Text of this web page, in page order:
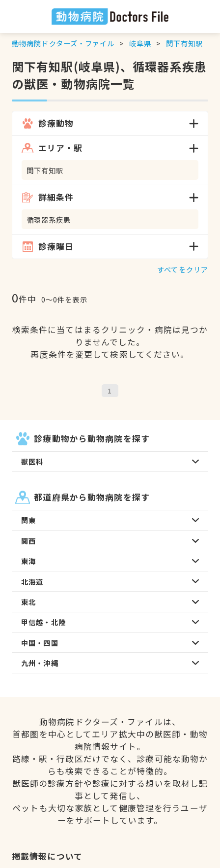
動物病院ドクターズ・ファイル 岐阜県 関下有知駅
関下有知駅(岐阜県)、循環器系疾患
の獣医・動物病院一覧
診療動物
エリア・駅
関下有知駅
詳細条件
循環器系疾患
診療曜日
すべてをクリア
0件中 0〜0件を表示
検索条件に当てはまるクリニック・病院は見つか
りませんでした。
再度条件を変更して検索してください。
1
診療動物から動物病院を探す
獣医科
都道府県から動物病院を探す
関東
関西
東海
北海道
東北
甲信越・北陸
中国・四国
九州・沖縄
動物病院ドクターズ・ファイルは、
首都圏を中心としてエリア拡大中の獣医師・動物
病院情報サイト。
路線・駅・行政区だけでなく、診療可能な動物か
らも検索できることが特徴的。
獣医師の診療方針や診療に対する想いを取材し記
事として発信し、
ペットも大切な家族として健康管理を行うユーザ
ーをサポートしています。
掲載情報について